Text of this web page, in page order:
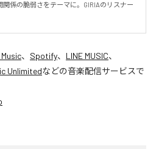
係の脆弱さをテーマに。GIRIAのリスナー
、 Spotify、 LINE MUSIC、
Unlimitedなどの音楽配信サービスで